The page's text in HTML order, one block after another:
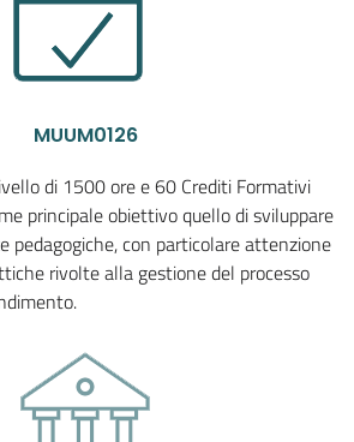
MUUM0126
di 1500 ore e 60 Crediti Formativi
principale obiettivo quello di sviluppare
pedagogiche, con particolare attenzione
rivolte alla gestione del processo